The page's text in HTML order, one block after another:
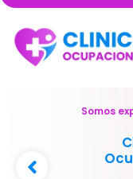
Somos